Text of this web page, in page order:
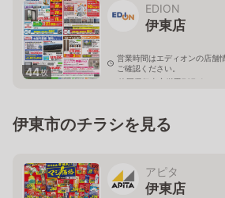
44枚
EDION
伊東店
営業時間はエディオンの店舗
ご確認ください。
静岡県伊東市鎌田767-1
伊東市のチラシを見る
アピタ
伊東店